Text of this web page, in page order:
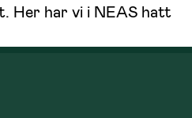
Her har vi i NEAS hatt